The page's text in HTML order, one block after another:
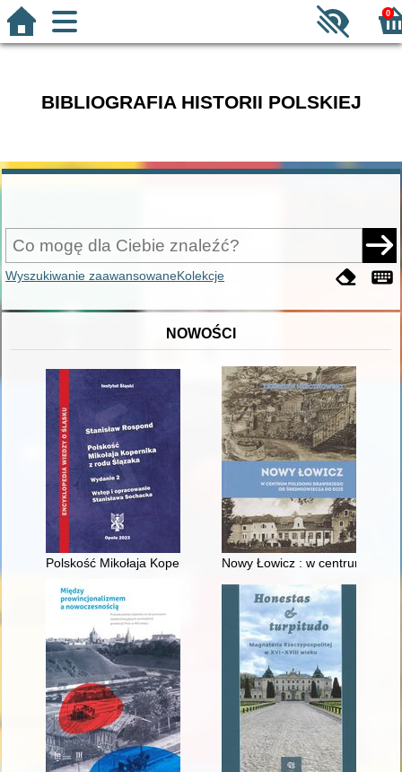
0
BIBLIOGRAFIA HISTORII POLSKIEJ
Wyszukiwanie zaawansowaneKolekcje
NOWOŚCI
Polskość Mikołaja Kopernika z rodu ŚlązakaNowy Łowicz : w centrum